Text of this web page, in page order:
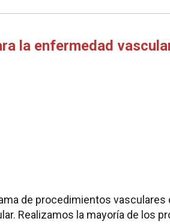
la enfermedad
de procedimientos
Realizamos la mayoría de los